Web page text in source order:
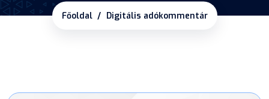
Főoldal Digitális adókommentár